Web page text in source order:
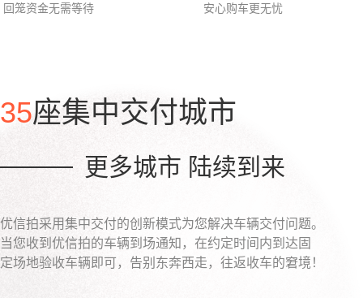
回笼资金无需等待
安心购车更无忧
35座集中交付城市
更多城市 陆续到来
优信拍采用集中交付的创新模式为您解决车辆交付问题。
当您收到优信拍的车辆到场通知，在约定时间内到达固
定场地验收车辆即可，告别东奔西走，往返收车的窘境！